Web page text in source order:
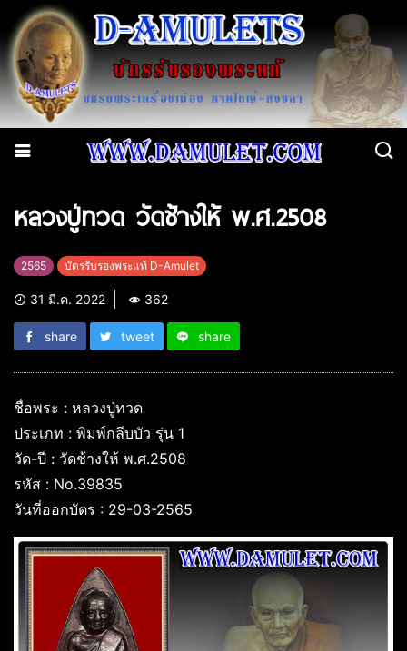
หลวงปู่ทวด วัดช้างให้ พ.ศ.2508
2565 บัตรรับรองพระแท้ D-Amulet
31 มี.ค. 2022 362
share tweet share
ชื่อพระ : หลวงปู่ทวด
ประเภท : พิมพ์กลีบบัว รุ่น 1
วัด-ปี : วัดช้างให้ พ.ศ.2508
รหัส : No.39835
วันที่ออกบัตร : 29-03-2565